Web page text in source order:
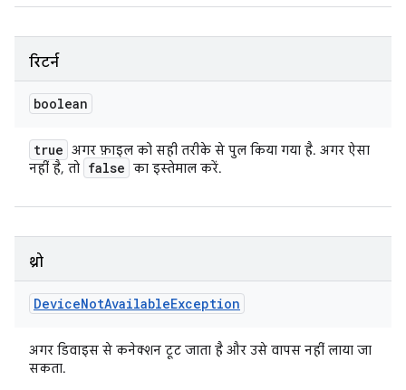
रिटर्न
boolean
true अगर फ़ाइल को सही तरीके से पुल किया गया है. अगर ऐसा
नहीं है, तो false का इस्तेमाल करें.
थ्रो
DeviceNotAvailableException
अगर डिवाइस से कनेक्शन टूट जाता है और उसे वापस नहीं लाया जा
सकता.